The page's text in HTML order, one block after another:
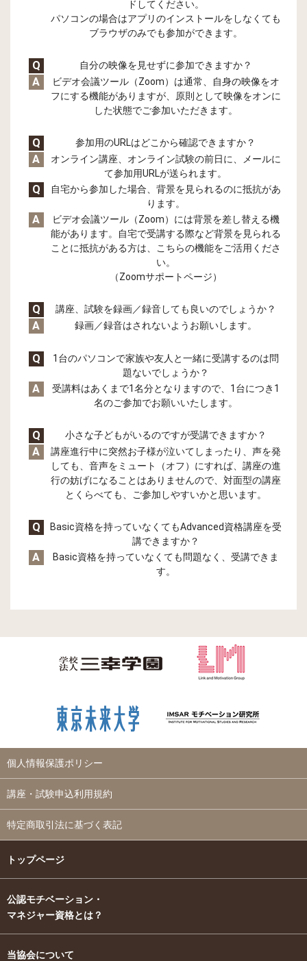
ドしてください。
パソコンの場合はアプリのインストールをしなくても
ブラウザのみでも参加ができます。
Q 自分の映像を見せずに参加できますか？
A
ビデオ会議ツール（Zoom）は通常、自身の映像をオ
フにする機能がありますが、原則として映像をオンに
した状態でご参加いただきます。
Q 参加用のURLはどこから確認できますか？
A
オンライン講座、オンライン試験の前日に、メールに
て参加用URLが送られます。
Q
自宅から参加した場合、背景を見られるのに抵抗があ
ります。
A
ビデオ会議ツール（Zoom）には背景を差し替える機
能があります。自宅で受講する際など背景を見られる
ことに抵抗がある方は、こちらの機能をご活用くださ
い。
（Zoomサポートページ）
Q 講座、試験を録画／録音しても良いのでしょうか？
A 録画／録音はされないようお願いします。
Q
1台のパソコンで家族や友人と一緒に受講するのは問
題ないでしょうか？
A
受講料はあくまで1名分となりますので、1台につき1
名のご参加でお願いいたします。
Q 小さな子どもがいるのですが受講できますか？
A
講座進行中に突然お子様が泣いてしまったり、声を発
しても、音声をミュート（オフ）にすれば、講座の進
行の妨げになることはありませんので、対面型の講座
とくらべても、ご参加しやすいかと思います。
Q
Basic資格を持っていなくてもAdvanced資格講座を受
講できますか？
A
Basic資格を持っていなくても問題なく、受講できま
す。
個人情報保護ポリシー
講座・試験申込利用規約
特定商取引法に基づく表記
トップページ
公認モチベーション・
マネジャー資格とは？
当協会について